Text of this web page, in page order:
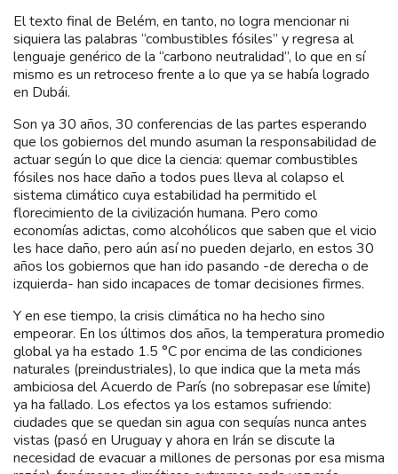
El texto final de Belém, en tanto, no logra mencionar ni
siquiera las palabras “combustibles fósiles” y regresa al
lenguaje genérico de la “carbono neutralidad”, lo que en sí
mismo es un retroceso frente a lo que ya se había logrado
en Dubái.
Son ya 30 años, 30 conferencias de las partes esperando
que los gobiernos del mundo asuman la responsabilidad de
actuar según lo que dice la ciencia: quemar combustibles
fósiles nos hace daño a todos pues lleva al colapso el
sistema climático cuya estabilidad ha permitido el
florecimiento de la civilización humana. Pero como
economías adictas, como alcohólicos que saben que el vicio
les hace daño, pero aún así no pueden dejarlo, en estos 30
años los gobiernos que han ido pasando -de derecha o de
izquierda- han sido incapaces de tomar decisiones firmes.
Y en ese tiempo, la crisis climática no ha hecho sino
empeorar. En los últimos dos años, la temperatura promedio
global ya ha estado 1.5 °C por encima de las condiciones
naturales (preindustriales), lo que indica que la meta más
ambiciosa del Acuerdo de París (no sobrepasar ese límite)
ya ha fallado. Los efectos ya los estamos sufriendo:
ciudades que se quedan sin agua con sequías nunca antes
vistas (pasó en Uruguay y ahora en Irán se discute la
necesidad de evacuar a millones de personas por esa misma